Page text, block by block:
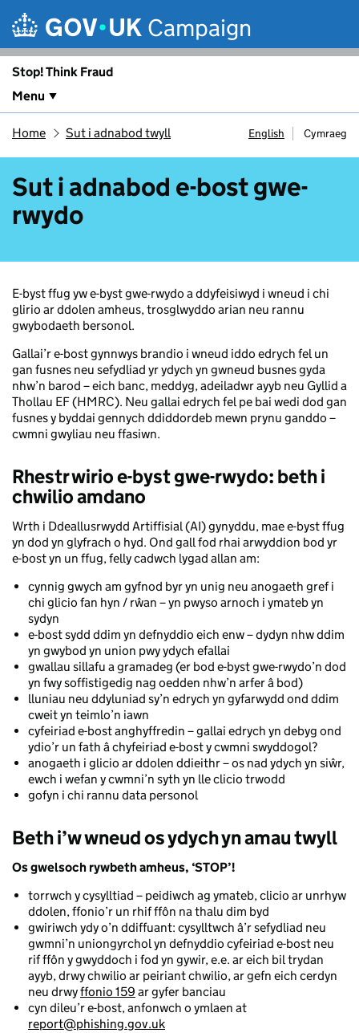
Campaign
Stop! Think Fraud
Menu
Home Sut i adnabod twyll English Cymraeg
Sut i adnabod e-bost gwe-
rwydo
E-byst ffug yw e-byst gwe-rwydo a ddyfeisiwyd i wneud i chi
glirio ar ddolen amheus, trosglwyddo arian neu rannu
gwybodaeth bersonol.
Gallai’r e-bost gynnwys brandio i wneud iddo edrych fel un
gan fusnes neu sefydliad yr ydych yn gwneud busnes gyda
nhw’n barod – eich banc, meddyg, adeiladwr ayyb neu Gyllid a
Thollau EF (HMRC). Neu gallai edrych fel pe bai wedi dod gan
fusnes y byddai gennych ddiddordeb mewn prynu ganddo –
cwmni gwyliau neu ffasiwn.
Rhestr wirio e-byst gwe-rwydo: beth i
chwilio amdano
Wrth i Ddeallusrwydd Artiffisial (AI) gynyddu, mae e-byst ffug
yn dod yn glyfrach o hyd. Ond gall fod rhai arwyddion bod yr
e-bost yn un ffug, felly cadwch lygad allan am:
cynnig gwych am gyfnod byr yn unig neu anogaeth gref i
chi glicio fan hyn / rŵan – yn pwyso arnoch i ymateb yn
sydyn
e-bost sydd ddim yn defnyddio eich enw – dydyn nhw ddim
yn gwybod yn union pwy ydych efallai
gwallau sillafu a gramadeg (er bod e-byst gwe-rwydo’n dod
yn fwy soffistigedig nag oedden nhw’n arfer â bod)
lluniau neu ddyluniad sy’n edrych yn gyfarwydd ond ddim
cweit yn teimlo’n iawn
cyfeiriad e-bost anghyffredin – gallai edrych yn debyg ond
ydio’r un fath â chyfeiriad e-bost y cwmni swyddogol?
anogaeth i glicio ar ddolen ddieithr – os nad ydych yn siŵr,
ewch i wefan y cwmni’n syth yn lle clicio trwodd
gofyn i chi rannu data personol
Beth i’w wneud os ydych yn amau twyll
Os gwelsoch rywbeth amheus, ‘STOP’!
torrwch y cysylltiad – peidiwch ag ymateb, clicio ar unrhyw
ddolen, ffonio’r un rhif ffôn na thalu dim byd
gwiriwch ydy o’n ddiffuant: cysylltwch â’r sefydliad neu
gwmni’n uniongyrchol yn defnyddio cyfeiriad e-bost neu
rif ffôn y gwyddoch i fod yn gywir, e.e. ar eich bil trydan
ayyb, drwy chwilio ar peiriant chwilio, ar gefn eich cerdyn
neu drwyffonio 159 ar gyfer banciau
cyn dileu’r e-bost, anfonwch o ymlaen at
report@phishing.gov.uk